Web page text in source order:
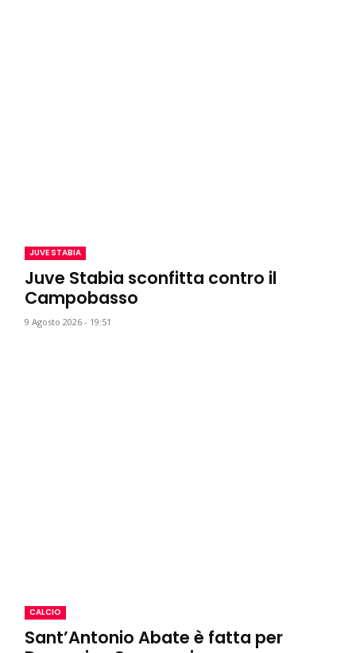
JUVE STABIA
Juve Stabia sconfitta contro il
Campobasso
9 Agosto 2026 - 19:51
CALCIO
Sant’Antonio Abate è fatta per